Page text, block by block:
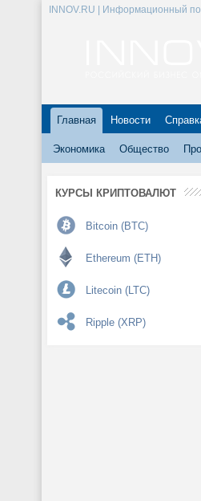
INNOV.RU | Информационный
Главная Новости
Экономика Общество
КУРСЫ КРИПТОВАЛЮТ
Bitcoin (BTC)
Ethereum (ETH)
Litecoin (LTC)
Ripple (XRP)